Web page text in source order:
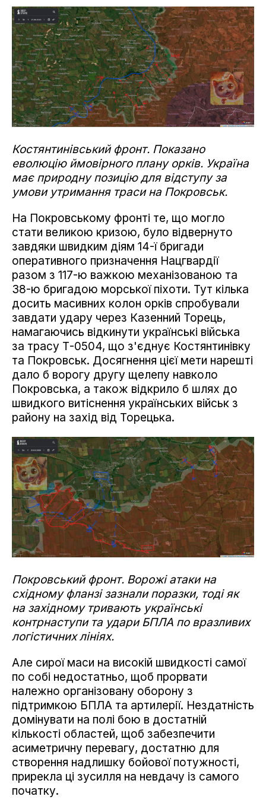
Костянтинівський фронт. Показано
еволюцію ймовірного плану орків. Україна
має природну позицію для відступу за
умови утримання траси на Покровськ.
На Покровському фронті те, що могло
стати великою кризою, було відвернуто
завдяки швидким діям 14-ї бригади
оперативного призначення Нацгвардії
разом з 117-ю важкою механізованою та
38-ю бригадою морської піхоти. Тут кілька
досить масивних колон орків спробували
завдати удару через Казенний Торець,
намагаючись відкинути українські війська
за трасу Т-0504, що з'єднує Костянтинівку
та Покровськ. Досягнення цієї мети нарешті
дало б ворогу другу щелепу навколо
Покровська, а також відкрило б шлях до
швидкого витіснення українських військ з
району на захід від Торецька.
Покровський фронт. Ворожі атаки на
східному фланзі зазнали поразки, тоді як
на західному тривають українські
контрнаступи та удари БПЛА по вразливих
логістичних лініях.
Але сирої маси на високій швидкості самої
по собі недостатньо, щоб прорвати
належно організовану оборону з
підтримкою БПЛА та артилерії. Нездатність
домінувати на полі бою в достатній
кількості областей, щоб забезпечити
асиметричну перевагу, достатню для
створення надлишку бойової потужності,
прирекла ці зусилля на невдачу із самого
початку.